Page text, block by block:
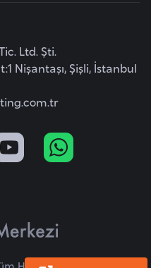
Ltd. Şti.
Nişantaşı, Şişli, İstanbul